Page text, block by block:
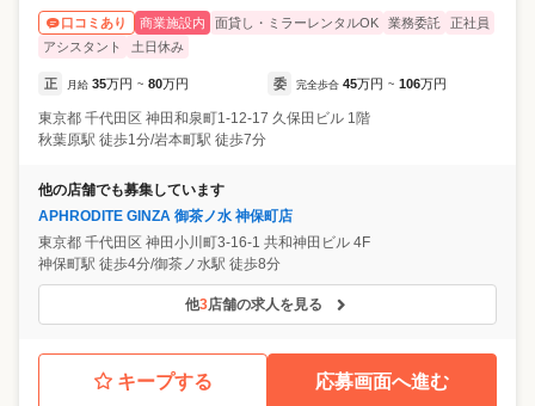
口コミあり 商業施設内 面貸し・ミラーレンタルOK 業務委託
正社員
アシスタント
土日休み
正 月給 35万円 ~ 80万円 委 完全歩合 45万円 ~ 106万円
東京都 千代田区 神田和泉町1-12-17 久保田ビル 1階
秋葉原駅 徒歩1分/岩本町駅 徒歩7分
他の店舗でも募集しています
APHRODITE GINZA 御茶ノ水 神保町店
東京都 千代田区 神田小川町3-16-1 共和神田ビル 4F
神保町駅 徒歩4分/御茶ノ水駅 徒歩8分
他3店舗の求人を見る
キープする 応募画面へ進む